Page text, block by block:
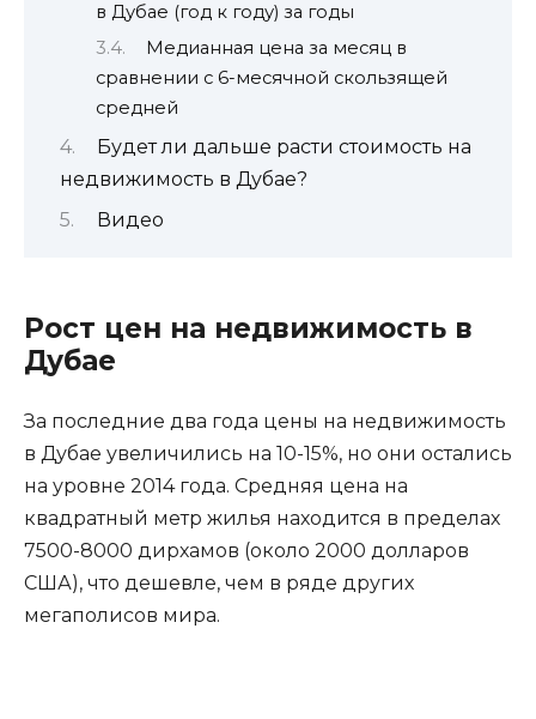
в Дубае (год к году) за годы
Медианная цена за месяц в
сравнении с 6-месячной скользящей
средней
Будет ли дальше расти стоимость на
недвижимость в Дубае?
Видео
Рост цен на недвижимость в
Дубае
За последние два года цены на недвижимость
в Дубае увеличились на 10-15%, но они остались
на уровне 2014 года. Средняя цена на
квадратный метр жилья находится в пределах
7500-8000 дирхамов (около 2000 долларов
США), что дешевле, чем в ряде других
мегаполисов мира.